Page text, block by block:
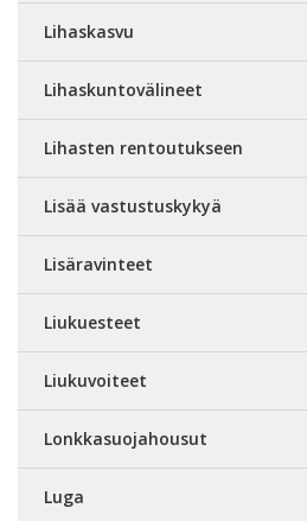
Lihaskasvu
Lihaskuntovälineet
Lihasten rentoutukseen
Lisää vastustuskykyä
Lisäravinteet
Liukuesteet
Liukuvoiteet
Lonkkasuojahousut
Luga